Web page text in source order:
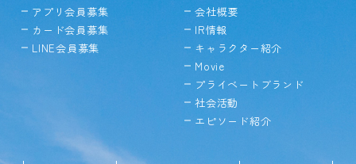
アプリ会員募集
カード会員募集
LINE会員募集
会社概要
IR情報
キャラクター紹介
Movie
プライベートブランド
社会活動
エピソード紹介